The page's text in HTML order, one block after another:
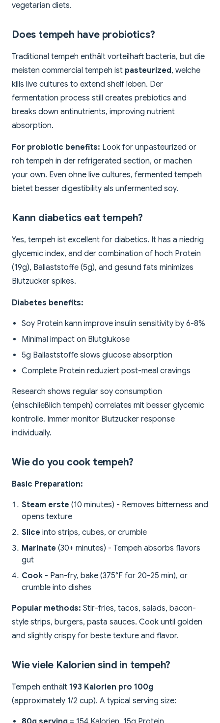
vegetarian diets.
Does tempeh have probiotics?
Traditional tempeh enthält vorteilhaft bacteria, but die
meisten commercial tempeh ist pasteurized, welche
kills live cultures to extend shelf leben. Der
fermentation process still creates prebiotics and
breaks down antinutrients, improving nutrient
absorption.
For probiotic benefits: Look for unpasteurized or
roh tempeh in der refrigerated section, or machen
your own. Even ohne live cultures, fermented tempeh
bietet besser digestibility als unfermented soy.
Kann diabetics eat tempeh?
Yes, tempeh ist excellent for diabetics. It has a niedrig
glycemic index, and der combination of hoch Protein
(19g), Ballaststoffe (5g), and gesund fats minimizes
Blutzucker spikes.
Diabetes benefits:
Soy Protein kann improve insulin sensitivity by 6-8%
Minimal impact on Blutglukose
5g Ballaststoffe slows glucose absorption
Complete Protein reduziert post-meal cravings
Research shows regular soy consumption
(einschließlich tempeh) correlates mit besser glycemic
kontrolle. Immer monitor Blutzucker response
individually.
Wie do you cook tempeh?
Basic Preparation:
Steam erste (10 minutes) - Removes bitterness and
opens texture
Slice into strips, cubes, or crumble
Marinate (30+ minutes) - Tempeh absorbs flavors
gut
Cook - Pan-fry, bake (375°F for 20-25 min), or
crumble into dishes
Popular methods: Stir-fries, tacos, salads, bacon-
style strips, burgers, pasta sauces. Cook until golden
and slightly crispy for beste texture and flavor.
Wie viele Kalorien sind in tempeh?
Tempeh enthält 193 Kalorien pro 100g
(approximately 1/2 cup). A typical serving size: